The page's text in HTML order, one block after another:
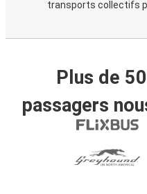
transports collectifs
Plus de
passagers